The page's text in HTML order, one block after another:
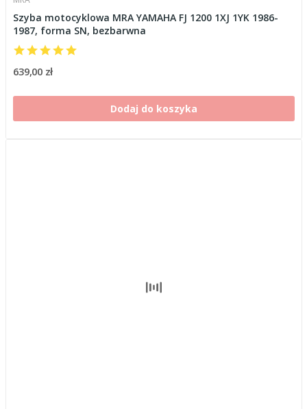
Szyba motocyklowa MRA YAMAHA FJ 1200 1XJ 1YK 1986-
1987, forma SN, bezbarwna
639,00 zł
Dodaj do koszyka